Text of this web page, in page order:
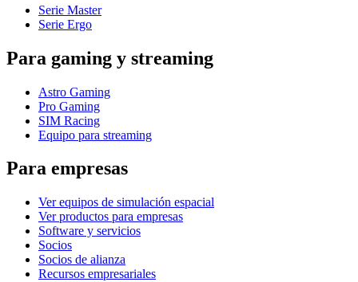
Serie Master
Serie Ergo
Para gaming y streaming
Astro Gaming
Pro Gaming
SIM Racing
Equipo para streaming
Para empresas
Ver equipos de simulación espacial
Ver productos para empresas
Software y servicios
Socios
Socios de alianza
Recursos empresariales